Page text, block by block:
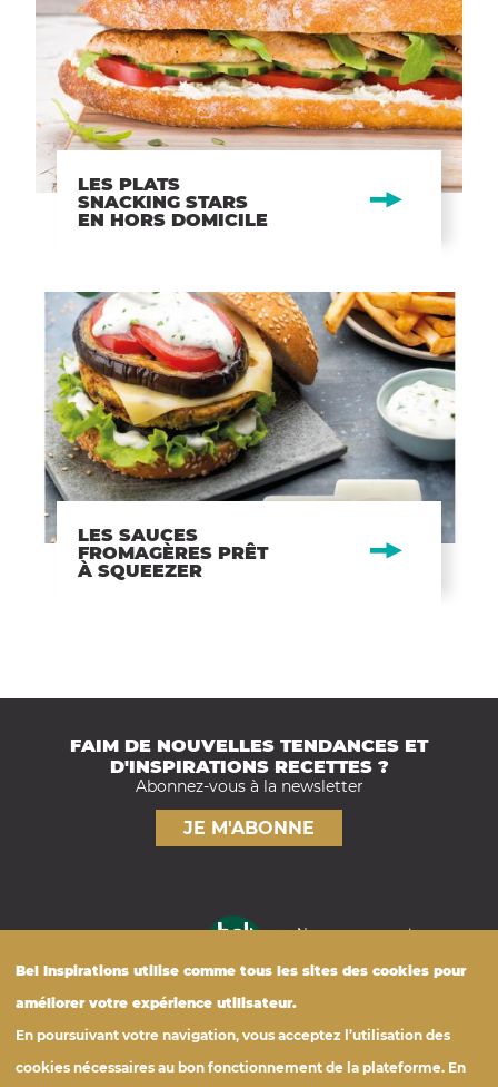
LES PLATS
SNACKING STARS
EN HORS DOMICILE
LES SAUCES
FROMAGÈRES PRÊT
À SQUEEZER
FAIM DE NOUVELLES TENDANCES ET
D'INSPIRATIONS RECETTES ?
Abonnez-vous à la newsletter
JE M'ABONNE
© Bel Foodservice France
belfoodservice.fr
FOOTER
Nos engagements
Nutrition
Photothèque
Bel Inspirations utilise comme tous les sites des cookies pour
améliorer votre expérience utilisateur.
En poursuivant votre navigation, vous acceptez l’utilisation des
cookies nécessaires au bon fonctionnement de la plateforme. En